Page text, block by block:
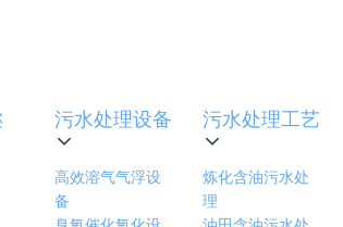
污水处理设备
高效溶气气浮设
备
污水处理工艺
炼化含油污水处
理